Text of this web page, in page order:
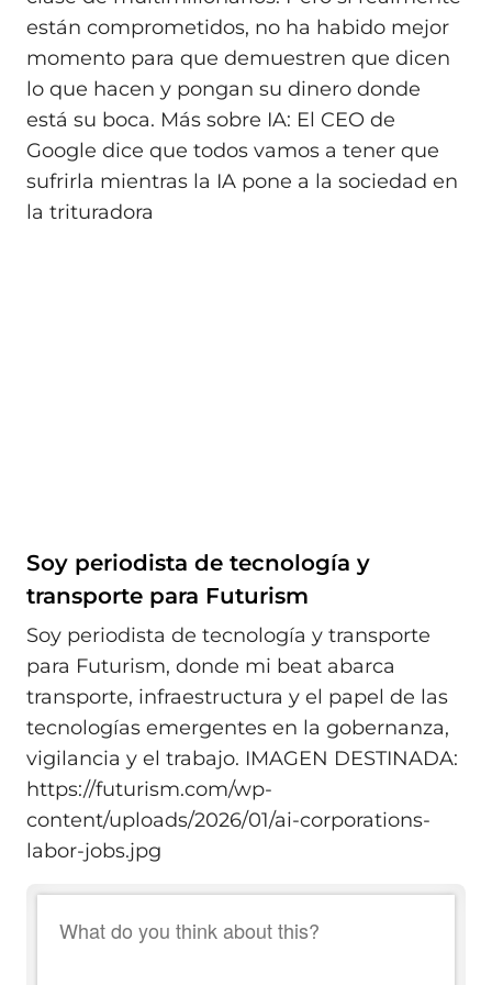
están comprometidos, no ha habido mejor
momento para que demuestren que dicen
lo que hacen y pongan su dinero donde
está su boca. Más sobre IA: El CEO de
Google dice que todos vamos a tener que
sufrirla mientras la IA pone a la sociedad en
la trituradora
Soy periodista de tecnología y
transporte para Futurism
Soy periodista de tecnología y transporte
para Futurism, donde mi beat abarca
transporte, infraestructura y el papel de las
tecnologías emergentes en la gobernanza,
vigilancia y el trabajo. IMAGEN DESTINADA:
https://futurism.com/wp-
content/uploads/2026/01/ai-corporations-
labor-jobs.jpg